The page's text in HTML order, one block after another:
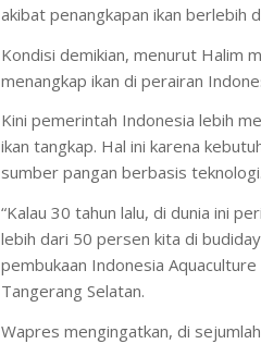
akibat penangkapan ikan berlebih
Kondisi demikian, menurut Halim
menangkap ikan di perairan
Kini pemerintah Indonesia lebih
ikan tangkap. Hal ini karena
sumber pangan berbasis teknologi.
“Kalau 30 tahun lalu, di dunia ini
lebih dari 50 persen kita di
pembukaan Indonesia
Tangerang Selatan.
Wapres mengingatkan, di